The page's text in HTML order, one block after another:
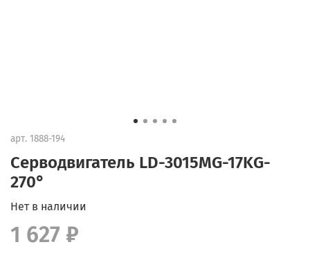
арт. 1888-194
Серводвигатель LD-3015MG-17KG-
270°
Нет в наличии
1 627 ₽